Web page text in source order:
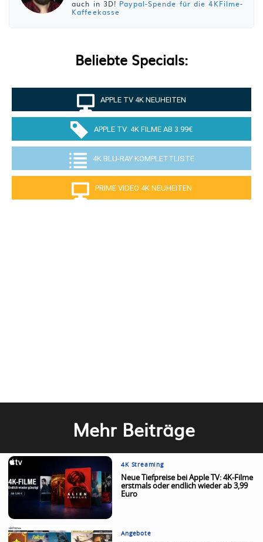
auch in 3D! Paypal-Spende für die 4KFilme-
Kaffeekasse
Beliebte Specials:
APPLE TV 4K NEUHEITEN
APPLE TV: 4K FILME AB 3.99€
4K BLU-RAY KOMPLETTLISTE
PRIME VIDEO 4K NEUHEITEN
Mehr Beiträge
4K Streaming
Neue Tiefpreise bei Apple TV: 4K-Filme
erstmals oder endlich wieder ab 3,99
Euro
Angebote